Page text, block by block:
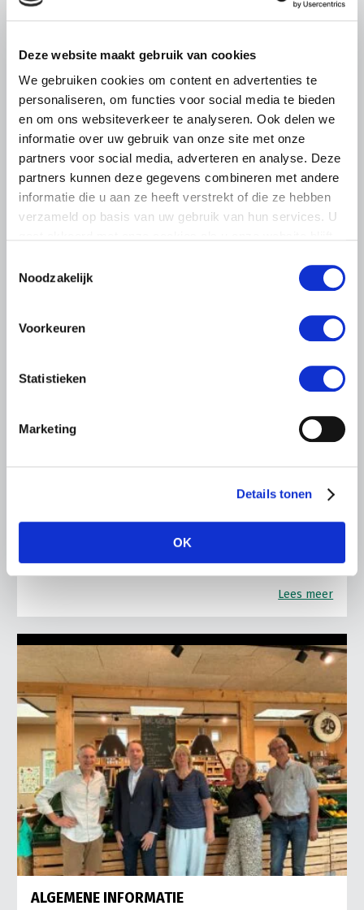
Deze website maakt gebruik van cookies
We gebruiken cookies om content en advertenties te
personaliseren, om functies voor social media te bieden
en om ons websiteverkeer te analyseren. Ook delen we
informatie over uw gebruik van onze site met onze
partners voor social media, adverteren en analyse. Deze
partners kunnen deze gegevens combineren met andere
informatie die u aan ze heeft verstrekt of die ze hebben
verzameld op basis van uw gebruik van hun services. U
Noodzakelijk
Voorkeuren
Statistieken
Marketing
Details tonen
OK
het voorplein van het provinciehuis in Den Bosch te
Lees meer
6 AUGUSTUS 2026
bezoekt melkveehouderij in
Ronald Oenema op het melkveebedrijf van Jolmer de
Vries in It Heidenskip.
Lees meer
ALGEMENE INFORMATIE